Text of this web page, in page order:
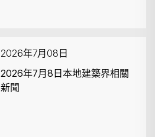
2026年7月08日
2026年7月8日本地建築界相關
新聞